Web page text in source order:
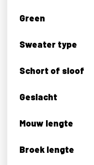
Green
Sweater type
Schort of sloof
Geslacht
Mouw lengte
Broek lengte